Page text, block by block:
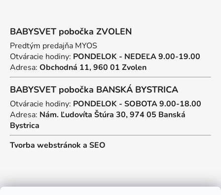
BABYSVET pobočka ZVOLEN
Predtým predajňa MYOS
Otváracie hodiny: PONDELOK - NEDEĽA 9.00-19.00
Adresa: Obchodná 11, 960 01 Zvolen
BABYSVET pobočka BANSKÁ BYSTRICA
Otváracie hodiny: PONDELOK - SOBOTA 9.00-18.00
Adresa: Nám. Ľudovíta Štúra 30, 974 05 Banská
Bystrica
Tvorba webstránok a SEO